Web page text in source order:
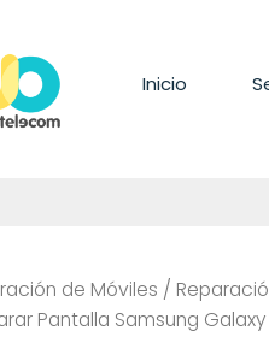
Inicio
de Móviles /
Pantalla Samsung